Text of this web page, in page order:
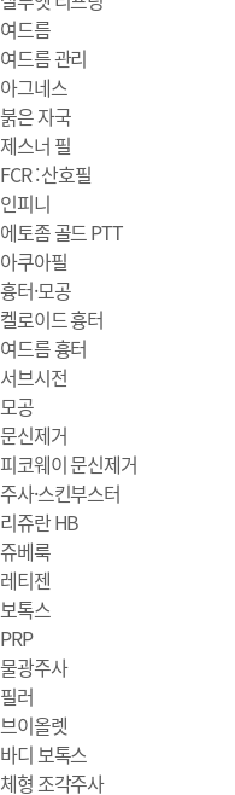
여드름
여드름 관리
아그네스
붉은 자국
제스너 필
FCR : 산호필
인피니
에토좀 골드 PTT
아쿠아필
흉터·모공
켈로이드 흉터
여드름 흉터
서브시전
모공
문신제거
피코웨이 문신제거
주사·스킨부스터
리쥬란 HB
쥬베룩
레티젠
보톡스
PRP
물광주사
필러
브이올렛
바디 보톡스
체형 조각주사